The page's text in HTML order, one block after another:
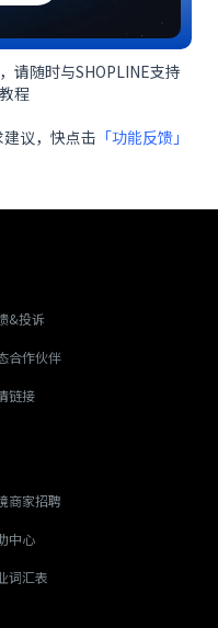
请随时与SHOPLINE支持
程
议，快点击 「功能反馈」
&投诉
合作伙伴
链接
商家招聘
中心
词汇表